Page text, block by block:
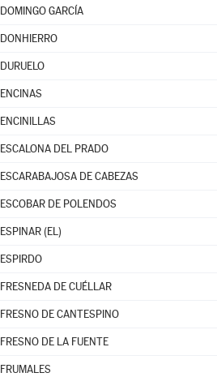
DOMINGO GARCÍA
DONHIERRO
DURUELO
ENCINAS
ENCINILLAS
ESCALONA DEL PRADO
ESCARABAJOSA DE CABEZAS
ESCOBAR DE POLENDOS
ESPINAR (EL)
ESPIRDO
FRESNEDA DE CUÉLLAR
FRESNO DE CANTESPINO
FRESNO DE LA FUENTE
FRUMALES